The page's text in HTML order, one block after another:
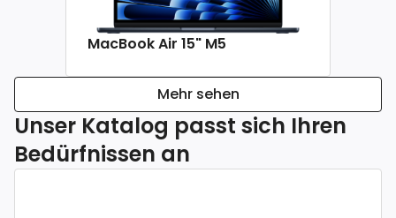
MacBook Air 15" M5
Mehr sehen
Unser Katalog passt sich Ihren
Bedürfnissen an